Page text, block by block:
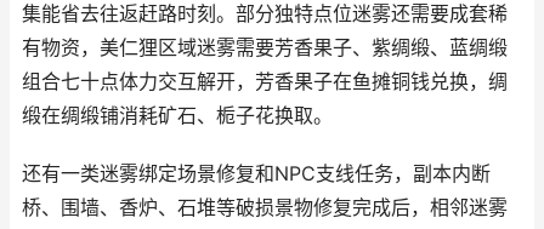
集能省去往返赶路时刻。部分独特点位迷雾还需要成套稀
有物资，美仁狸区域迷雾需要芳香果子、紫绸缎、蓝绸缎
组合七十点体力交互解开，芳香果子在鱼摊铜钱兑换，绸
缎在绸缎铺消耗矿石、栀子花换取。
还有一类迷雾绑定场景修复和NPC支线任务，副本内断
桥、围墙、香炉、石堆等破损景物修复完成后，相邻迷雾